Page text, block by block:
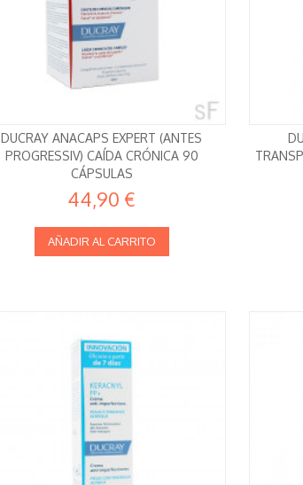
DUCRAY ANACAPS EXPERT (ANTES
PROGRESSIV) CAÍDA CRÓNICA 90
CÁPSULAS
44,90 €
AÑADIR AL CARRITO